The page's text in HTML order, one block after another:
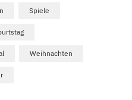
Spiele
Weihnachten